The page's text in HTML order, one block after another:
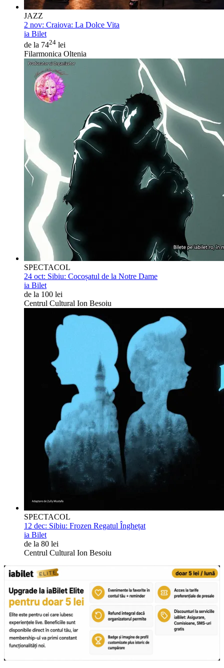
JAZZ
2 nov: Craiova: La Dolce Vita
ia Bilet
de la 7424 lei
Filarmonica Oltenia
SPECTACOL
24 oct: Sibiu: Cocoșatul de la Notre Dame
ia Bilet
de la 100 lei
Centrul Cultural Ion Besoiu
SPECTACOL
12 dec: Sibiu: Frozen Regatul Înghețat
ia Bilet
de la 80 lei
Centrul Cultural Ion Besoiu